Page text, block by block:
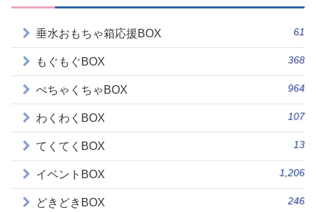
垂水おもちゃ箱応援BOX 61
もぐもぐBOX 368
ぺちゃくちゃBOX 964
わくわくBOX 107
てくてくBOX 13
イベントBOX 1,206
どきどきBOX 246